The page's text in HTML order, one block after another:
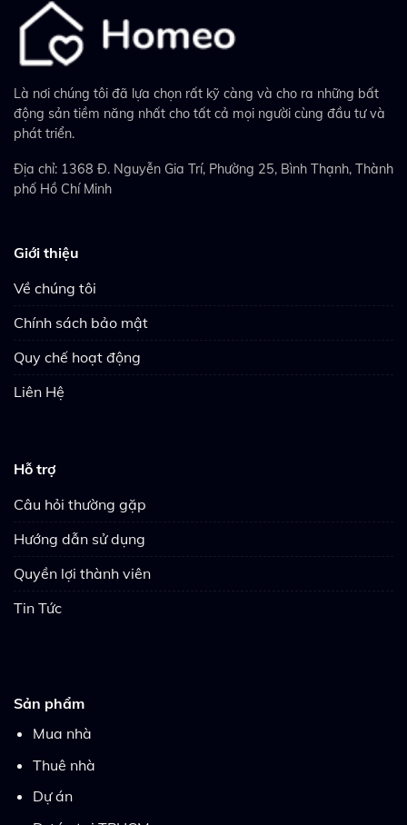
Là nơi chúng tôi đã lựa chọn rất kỹ càng và cho ra những bất
động sản tiềm năng nhất cho tất cả mọi người cùng đầu tư và
phát triển.
Địa chỉ: 1368 Đ. Nguyễn Gia Trí, Phường 25, Bình Thạnh, Thành
phố Hồ Chí Minh
Giới thiệu
Về chúng tôi
Chính sách bảo mật
Quy chế hoạt động
Liên Hệ
Hỗ trợ
Câu hỏi thường gặp
Hướng dẫn sử dụng
Quyền lợi thành viên
Tin Tức
Sản phẩm
Mua nhà
Thuê nhà
Dự án